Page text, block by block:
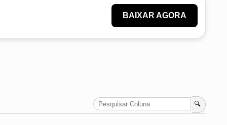
BAIXAR AGORA
🔍